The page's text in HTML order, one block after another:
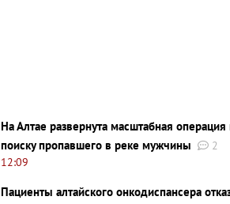
На Алтае развернута масштабная операция
поиску пропавшего в реке мужчины
2
12:09
Пациенты алтайского онкодиспансера